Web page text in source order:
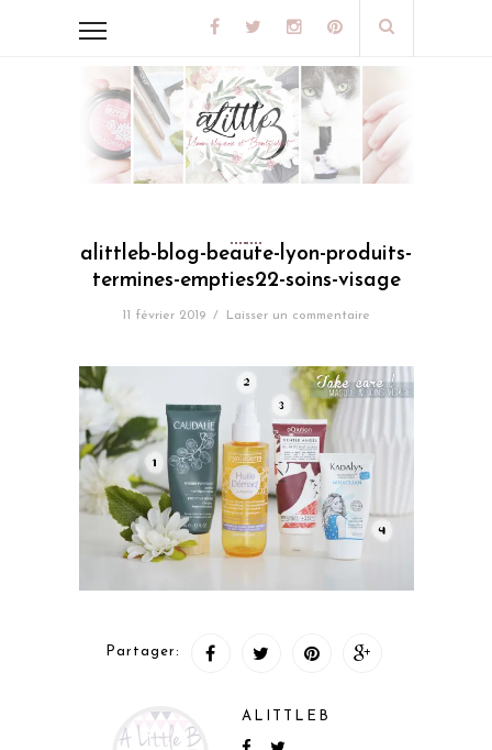
alittleb-blog-beaute-lyon-produits-
termines-empties22-soins-visage
11 février 2019 / Laisser un commentaire
Partager:
ALITTLEB